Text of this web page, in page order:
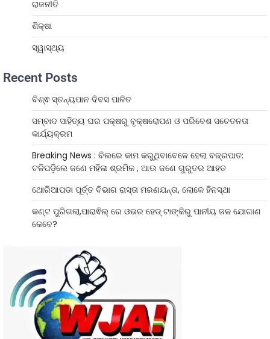
ରାଜନୀତି
ଶିକ୍ଷା
ସ୍ୱାସ୍ଥ୍ୟ
Recent Posts
ବିଶ୍ଵ ସ୍ତନ୍ୟପାନ ଦିବସ ପାଳିତ
ସମ୍ବାଦ ସାହିତ୍ୟ ଘର ପକ୍ଷରୁ ବୃକ୍ଷରୋପଣ ଓ ପରିବେଶ ସଚେତନତା
କାର୍ଯ୍ୟକ୍ରମ
Breaking News : ବିଲରେ କାମ କରୁଥିବାବେଳେ ହେଲା ବଜ୍ରପାତ:
ଟଳିପଡ଼ିଲେ ଜଣେ ମହିଳା ଶ୍ରମିକ , ଆଉ ଜଣେ ଗୁରୁତର ଆହତ
ଥୋରିଆପଡା ପୂର୍ତ୍ତ ବିଭାଗ ରାସ୍ତା ମରଣଯନ୍ତା, ଲୋକେ ହିନସ୍ଥା
କଣ୍ଟ ପୁରିଗଲା,ପାରାଵିଲ୍ ରେ ଓଭର ହେଡ୍ ଟାଙ୍କିରୁ ପାନୀୟ ଜଳ ଯୋଗାଣ
କେବେ?